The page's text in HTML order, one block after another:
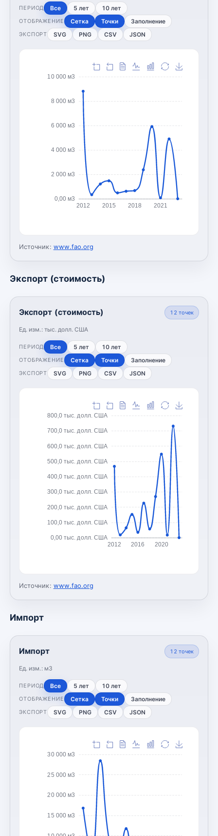
ПЕРИОД Все 5 лет 10 лет
ОТОБРАЖЕНИЕ Сетка Точки Заполнение
ЭКСПОРТ SVG PNG CSV JSON
0,00 м3
2 000 м3
4 000 м3
6 000 м3
8 000 м3
10 000 м3
2012 2015 2018 2021
Источник: www.fao.org
Экспорт (стоимость)
Экспорт (стоимость)
Ед. изм.: тыс. долл. США
12 точек
ПЕРИОД Все 5 лет 10 лет
ОТОБРАЖЕНИЕ Сетка Точки Заполнение
ЭКСПОРТ SVG PNG CSV JSON
0,00 тыс. долл. США
100,0 тыс. долл. США
200,0 тыс. долл. США
300,0 тыс. долл. США
400,0 тыс. долл. США
500,0 тыс. долл. США
600,0 тыс. долл. США
700,0 тыс. долл. США
800,0 тыс. долл. США
2012 2016 2020
Источник: www.fao.org
Импорт
Импорт
Ед. изм.: м3
12 точек
ПЕРИОД Все 5 лет 10 лет
ОТОБРАЖЕНИЕ Сетка Точки Заполнение
ЭКСПОРТ SVG PNG CSV JSON
15 000 м3
20 000 м3
25 000 м3
30 000 м3